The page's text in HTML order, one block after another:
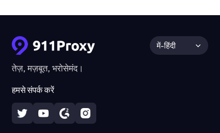
तेज़, मज़बूत, भरोसेमंद।
हमसे संपर्क करें
में-हिंदी